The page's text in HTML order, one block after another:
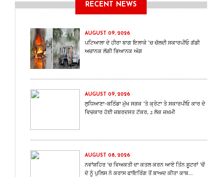
RECENT NEWS
AUGUST 09, 2026
ਪਟਿਆਲਾ ਦੇ ਹੀਰਾ ਬਾਗ ਇਲਾਕੇ ’ਚ ਚੱਲਦੀ ਸਕਾਰਪੀਓ ਗੱਡੀ
ਅਚਾਨਕ ਲੱਗੀ ਭਿਆਨਕ ਅੱਗ
AUGUST 09, 2026
ਲੁਧਿਆਣਾ-ਬਠਿੰਡਾ ਮੁੱਖ ਸੜਕ ‘ਤੇ ਕ੍ਰੇਟਾ ਤੇ ਸਕਾਰਪੀਓ ਕਾਰ ਦੇ
ਵਿਚਕਾਰ ਹੋਈ ਜ਼ਬਰਦਸਤ ਟੱਕਰ, 2 ਲੋਕ ਜ਼ਖ਼ਮੀ
AUGUST 08, 2026
ਨਵਾਂਸ਼ਹਿਰ ‘ਚ ਵਿਅਕਤੀ ਦਾ ਕਤਲ ਕਰਨ ਆਏ ਤਿੰਨ ਸ਼ੂਟਰਾਂ ‘ਚੋਂ
ਦੋ ਨੂੰ ਪੁਲਿਸ ਨੇ ਕਰਾਸ ਫਾਇਰਿੰਗ ਤੋਂ ਬਾਅਦ ਕੀਤਾ ਕਾਬ...